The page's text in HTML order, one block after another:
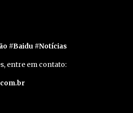
#Baidu #Notícias
entre em contato: